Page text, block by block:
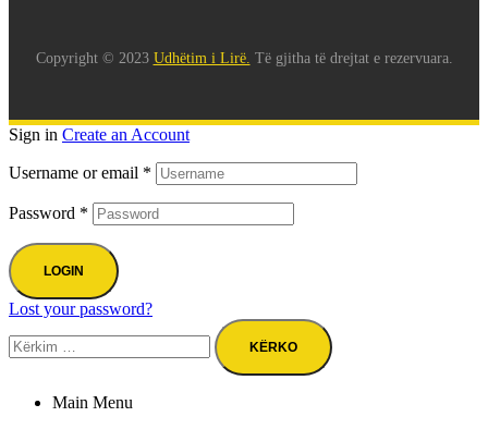
Copyright © 2023 Udhëtim i Lirë. Të gjitha të drejtat e rezervuara.
Sign in Create an Account
Username or email *
Password *
LOGIN
Lost your password?
për:
Main Menu